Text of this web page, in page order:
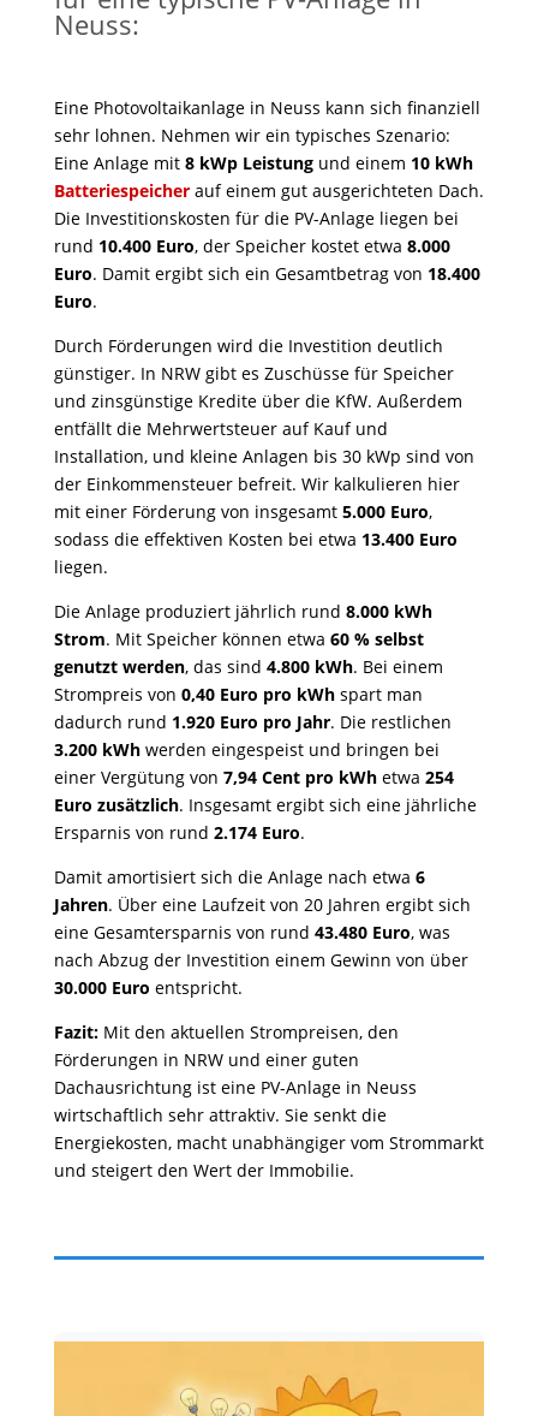
Neuss:
Eine Photovoltaikanlage in Neuss kann sich finanziell
sehr lohnen. Nehmen wir ein typisches Szenario:
Eine Anlage mit 8 kWp Leistungund einem 10 kWh
Batteriespeicherauf einem gut ausgerichteten Dach.
Die Investitionskosten für die PV-Anlage liegen bei
rund 10.400 Euro, der Speicher kostet etwa 8.000
Euro. Damit ergibt sich ein Gesamtbetrag von 18.400
Euro.
Durch Förderungen wird die Investition deutlich
günstiger. In NRW gibt es Zuschüsse für Speicher
und zinsgünstige Kredite über die KfW. Außerdem
entfällt die Mehrwertsteuer auf Kauf und
Installation, und kleine Anlagen bis 30 kWp sind von
der Einkommensteuer befreit. Wir kalkulieren hier
mit einer Förderung von insgesamt 5.000 Euro,
sodass die effektiven Kosten bei etwa 13.400 Euro
liegen.
Die Anlage produziert jährlich rund 8.000 kWh
Strom. Mit Speicher können etwa 60 % selbst
genutzt werden, das sind 4.800 kWh. Bei einem
Strompreis von 0,40 Euro pro kWhspart man
dadurch rund 1.920 Euro pro Jahr. Die restlichen
3.200 kWhwerden eingespeist und bringen bei
einer Vergütung von 7,94 Cent pro kWhetwa 254
Euro zusätzlich. Insgesamt ergibt sich eine jährliche
Ersparnis von rund 2.174 Euro.
Damit amortisiert sich die Anlage nach etwa 6
Jahren. Über eine Laufzeit von 20 Jahren ergibt sich
eine Gesamtersparnis von rund 43.480 Euro, was
nach Abzug der Investition einem Gewinn von über
30.000 Euro entspricht.
Fazit:Mit den aktuellen Strompreisen, den
Förderungen in NRW und einer guten
Dachausrichtung ist eine PV-Anlage in Neuss
wirtschaftlich sehr attraktiv. Sie senkt die
Energiekosten, macht unabhängiger vom Strommarkt
und steigert den Wert der Immobilie.